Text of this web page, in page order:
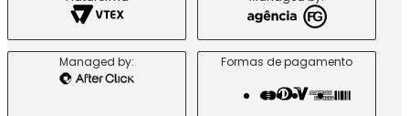
Managed by: Formas de pagamento